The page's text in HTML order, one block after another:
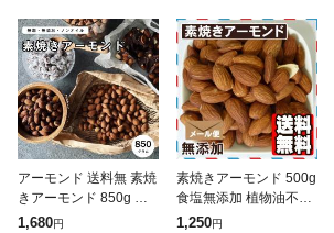
アーモンド 送料無 素焼
きアーモンド 850g 無
塩 無添加 ノンオイル
1,680円
素焼きアーモンド 500g
食塩無添加 植物油不使
用 送料無料 ナッツ
1,250円